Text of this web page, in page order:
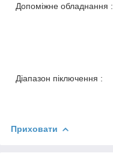
Допоміжне обладнання :
Діапазон піключення :
Приховати